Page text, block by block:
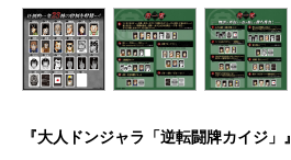
『大人ドンジャラ「逆転闘牌カイジ」』